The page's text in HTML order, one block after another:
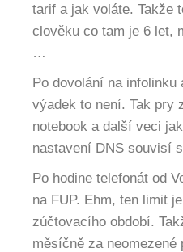
tarif a jak voláte. Takže
clověku co tam je 6 let,
…
Po dovolání na
výadek to není. Tak pry
notebook a další veci
nastavení DNS souvisí
Po hodine telefonát od
na FUP. Ehm, ten limit
zúčtovacího období.
měsíčně za